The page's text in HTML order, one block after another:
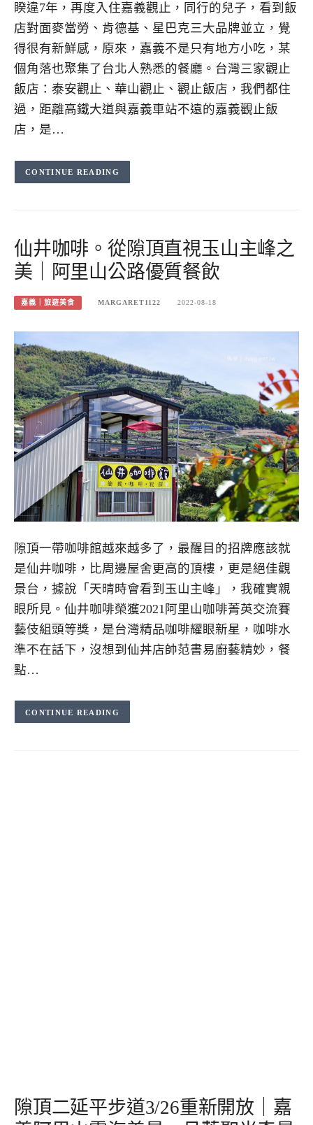
睽違7年，再度入住嘉義觀止，同行的兒子，看到飯
店對面麥當勞、肯德基、星巴克三大品牌並立，覺
得很有新鮮感，原來，嘉義不是只有地方小吃，某
個角落也聚集了台北人熟悉的餐廳。台灣三家觀止
飯店：泰安觀止、華山觀止、觀止飯店，我們都住
過，距離高鐵大道與嘉義車站不遠的嘉義觀止飯
店，是…
CONTINUE READING
仙井咖啡。從隙頂直視玉山主峰之
美｜阿里山公路優質餐飲
嘉義｜旅遊美食 MARGARET1122 2022-08-18
隙頂一帶咖啡館越來越多了，最醒目的招牌應該就
是仙井咖啡，比周邊屋舍更高的頂樓，更是絕佳觀
景台，據說「天晴時會看到玉山主峰」，我確實親
眼所見。仙井咖啡榮獲2021阿里山咖啡菁英交流賽
藝伎組頭等獎，是台灣精品咖啡耀眼新星，咖啡水
準不在話下，沒想到仙丼店帥范書易廚藝精妙，餐
點…
CONTINUE READING
隙頂二延平步道3/26重新開放｜嘉